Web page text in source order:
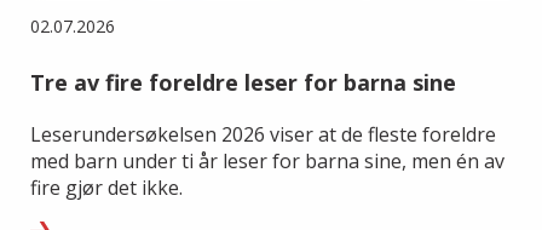
02.07.2026
Tre av fire foreldre leser for barna sine
Leserundersøkelsen 2026 viser at de fleste foreldre
med barn under ti år leser for barna sine, men én av
fire gjør det ikke.